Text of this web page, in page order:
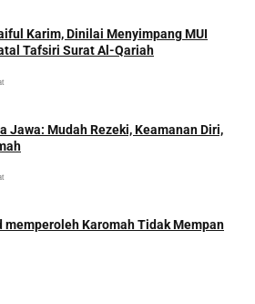
Karim, Dinilai Menyimpang MUI
Tafsiri Surat Al-Qariah
Jawa: Mudah Rezeki, Keamanan Diri,
memperoleh Karomah Tidak Mempan